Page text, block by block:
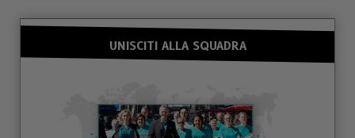
UNISCITI ALLA SQUADRA